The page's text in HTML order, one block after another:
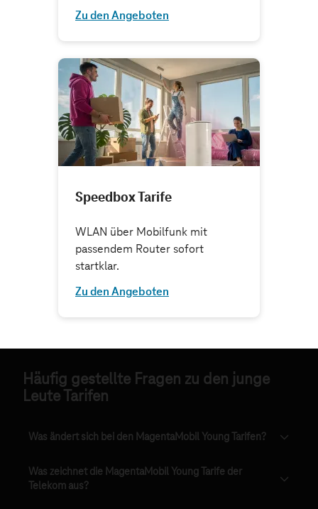
Häufig gestellte Fragen zu den junge
Leute Tarifen
Was ändert sich bei den MagentaMobil Young Tarifen?
Was zeichnet die MagentaMobil Young Tarife der
Telekom aus?